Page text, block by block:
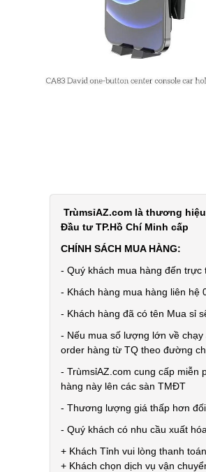
TrùmsỉAZ.com là thương
Đầu tư TP.Hồ Chí Minh cấp
CHÍNH SÁCH MUA HÀNG:
- Quý khách mua hàng đến
- Khách hàng mua hàng liên hệ
- Khách hàng đã có tên Mua sỉ
- Nếu mua số lượng lớn về
order hàng từ TQ theo đường
- TrùmsỉAZ.com cung cấp miễn
hàng này lên các sàn TMĐT
- Thương lượng giá thấp hơn
- Quý khách có nhu cầu xuất
+ Khách Tỉnh vui lòng thanh
+ Khách chọn dịch vụ vận